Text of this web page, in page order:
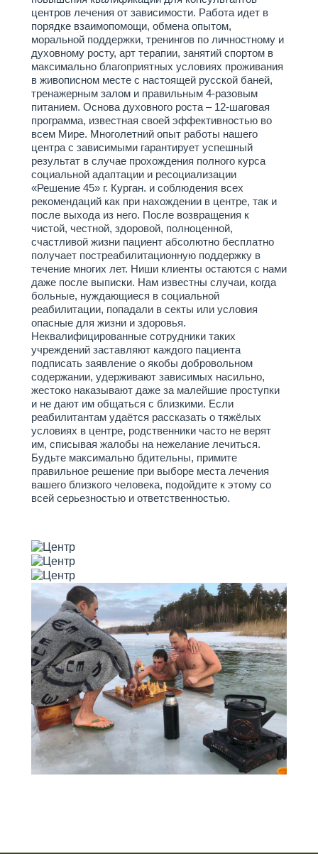
центров лечения от зависимости. Работа идет в
порядке взаимопомощи, обмена опытом,
моральной поддержки, тренингов по личностному и
духовному росту, арт терапии, занятий спортом в
максимально благоприятных условиях проживания
в живописном месте с настоящей русской баней,
тренажерным залом и правильным 4-разовым
питанием. Основа духовного роста – 12-шаговая
программа, известная своей эффективностью во
всем Мире. Многолетний опыт работы нашего
центра с зависимыми гарантирует успешный
результат в случае прохождения полного курса
социальной адаптации и ресоциализации
«Решение 45» г. Курган. и соблюдения всех
рекомендаций как при нахождении в центре, так и
после выхода из него. После возвращения к
чистой, честной, здоровой, полноценной,
счастливой жизни пациент абсолютно бесплатно
получает постреабилитационную поддержку в
течение многих лет. Ниши клиенты остаются с нами
даже после выписки. Нам известны случаи, когда
больные, нуждающиеся в социальной
реабилитации, попадали в секты или условия
опасные для жизни и здоровья.
Неквалифицированные сотрудники таких
учреждений заставляют каждого пациента
подписать заявление о якобы добровольном
содержании, удерживают зависимых насильно,
жестоко наказывают даже за малейшие проступки
и не дают им общаться с близкими. Если
реабилитантам удаётся рассказать о тяжёлых
условиях в центре, родственники часто не верят
им, списывая жалобы на нежелание лечиться.
Будьте максимально бдительны, примите
правильное решение при выборе места лечения
вашего близкого человека, подойдите к этому со
всей серьезностью и ответственностью.